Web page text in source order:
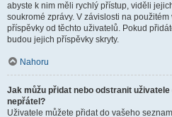
abyste k nim měli rychlý přístup, viděli
soukromé zprávy. V závislosti na
příspěvky od těchto uživatelů. Pokud
budou jejich příspěvky skryty.
Nahoru
Jak můžu přidat nebo odstranit
nepřátel?
Uživatele můžete přidat do vašeho